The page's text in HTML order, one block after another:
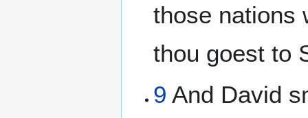
those nations
thou goest to
9 And David